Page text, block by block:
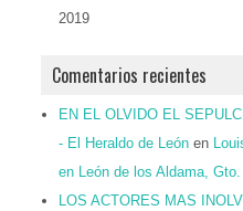
2019
Comentarios recientes
EN EL OLVIDO EL
- El Heraldo de León en
en León de los Aldama,
LOS ACTORES MAS